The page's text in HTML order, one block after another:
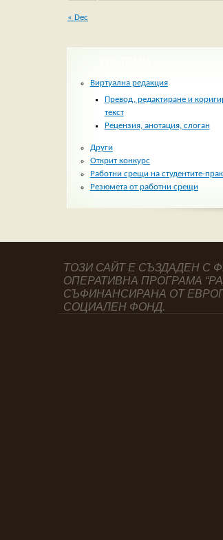
« Dec
Виртуална редакция
Превод, редактиране и
текст
Рецензия, анотация, слоган
Други
Открит конкурс
Работни срещи на студентите-
Резюмета от работни срещи
ТОЗИ САЙТ Е СЪЗДАДЕН С
ОПЕРАТИВНА ПРОГРАМА
СЪФИНАНСИРАНА ОТ
СОЦИАЛЕН ФОНД.